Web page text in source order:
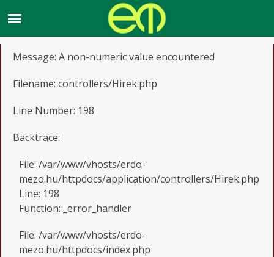
A PHP Error was encountered
Message: A non-numeric value encountered
Filename: controllers/Hirek.php
Line Number: 198
Backtrace:
File: /var/www/vhosts/erdo-
mezo.hu/httpdocs/application/controllers/Hirek.php
Line: 198
Function: _error_handler
File: /var/www/vhosts/erdo-
mezo.hu/httpdocs/index.php